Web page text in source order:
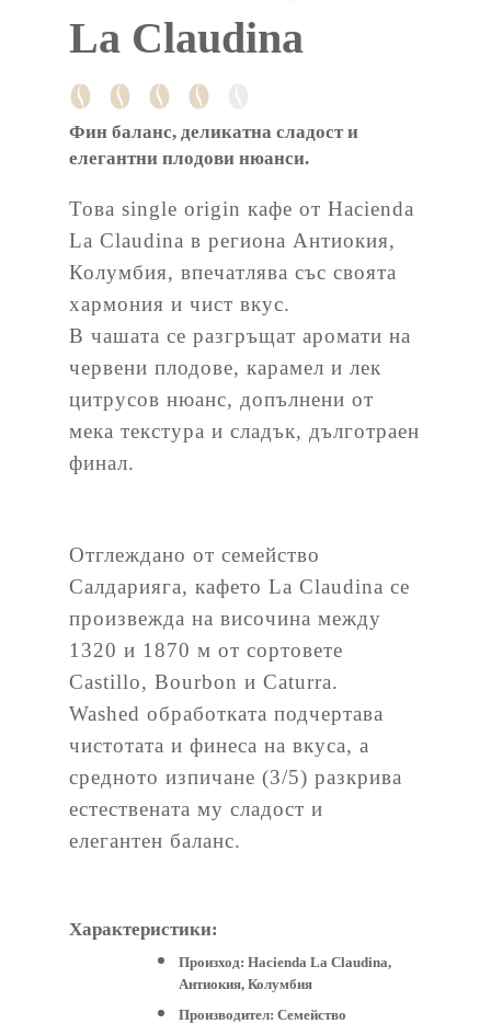
La Claudina
Фин баланс, деликатна сладост и
елегантни плодови нюанси.
Това single origin кафе от Hacienda
La Claudina в региона Антиокия,
Колумбия, впечатлява със своята
хармония и чист вкус.
В чашата се разгръщат аромати на
червени плодове, карамел и лек
цитрусов нюанс, допълнени от
мека текстура и сладък, дълготраен
финал.
Отглеждано от семейство
Салдарияга, кафето La Claudina се
произвежда на височина между
1320 и 1870 м от сортовете
Castillo, Bourbon и Caturra.
Washed обработката подчертава
чистотата и финеса на вкуса, а
средното изпичане (3/5) разкрива
естествената му сладост и
елегантен баланс.
Характеристики:
Произход: Hacienda La Claudina,
Антиокия, Колумбия
Производител: Семейство